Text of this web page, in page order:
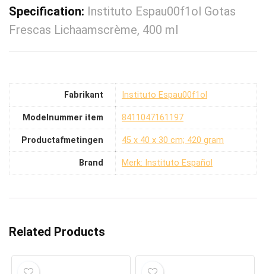
Specification: Instituto Espau00f1ol Gotas
Frescas Lichaamscrème, 400 ml
Fabrikant ‎Instituto Espau00f1ol
Modelnummer item ‎8411047161197
Productafmetingen ‎45 x 40 x 30 cm; 420 gram
Brand Merk: Instituto Español
Related Products